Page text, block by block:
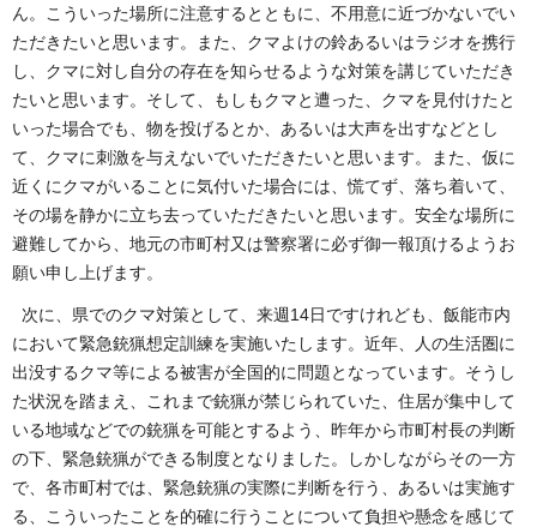
ん。こういった場所に注意するとともに、不用意に近づかないでい
ただきたいと思います。また、クマよけの鈴あるいはラジオを携行
し、クマに対し自分の存在を知らせるような対策を講じていただき
たいと思います。そして、もしもクマと遭った、クマを見付けたと
いった場合でも、物を投げるとか、あるいは大声を出すなどとし
て、クマに刺激を与えないでいただきたいと思います。また、仮に
近くにクマがいることに気付いた場合には、慌てず、落ち着いて、
その場を静かに立ち去っていただきたいと思います。安全な場所に
避難してから、地元の市町村又は警察署に必ず御一報頂けるようお
願い申し上げます。
次に、県でのクマ対策として、来週14日ですけれども、飯能市内
において緊急銃猟想定訓練を実施いたします。近年、人の生活圏に
出没するクマ等による被害が全国的に問題となっています。そうし
た状況を踏まえ、これまで銃猟が禁じられていた、住居が集中して
いる地域などでの銃猟を可能とするよう、昨年から市町村長の判断
の下、緊急銃猟ができる制度となりました。しかしながらその一方
で、各市町村では、緊急銃猟の実際に判断を行う、あるいは実施す
る、こういったことを的確に行うことについて負担や懸念を感じて